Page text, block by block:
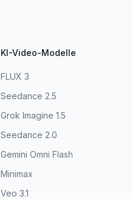
KI-Video-Modelle
FLUX 3
Seedance 2.5
Grok Imagine 1.5
Seedance 2.0
Gemini Omni Flash
Minimax
Veo 3.1